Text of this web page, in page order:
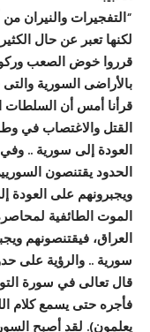
“التفجيرات والنيران
لكنها تعبر عن حال
قرروا خوض الصعب
بالأراضى السورية
قرأنا أمس أن السلطات
القتل والاغتصاب في
العودة إلى سورية ..
الحدود يقتنصون
ويجبرونهم على العودة
الموت الطائفية
العراق، فيقتنصونهم
سورية .. والرؤية على
قال تعالى في سورة
فأجره حتى يسمع كلام
يعلمون). لقد أصبح